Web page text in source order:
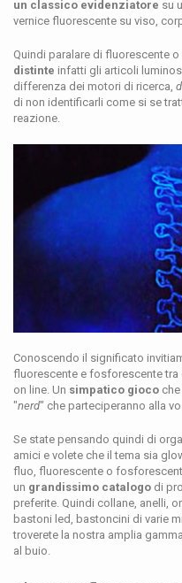
un classico evidenziatore su
vernice fluorescente su viso,
Quindi paralare di fluorescente
distinte infatti gli articoli
differenza dei motori di ricerca,
di non identificarli come si se
reazione.
Conoscendo il significato
fluorescente e fosforescente
on line. Un simpatico gioco
"nerd" che parteciperanno alla
Se state pensando quindi di
amici e volete che il tema sia
fluo, fluorescente o
un grandissimo catalogo di
preferite. Quindi collane, anelli,
bastoni led, bastoncini di varie
troverete la nostra amplia
al buio.